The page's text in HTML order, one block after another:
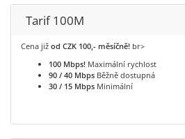
Tarif 100M
Cena již od CZK 100,- měsíčně! br>
100 Mbps! Maximální rychlost
90 / 40 Mbps Běžně dostupná
30 / 15 Mbps Minimální